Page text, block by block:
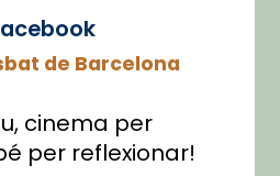
de Barcelona
cinema per
per reflexionar!